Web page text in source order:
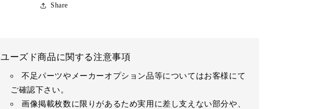
Share
ユーズド商品に関する注意事項
不足パーツやメーカーオプション品等についてはお客様にて
ご確認下さい。
画像掲載枚数に限りがあるため実用に差し支えない部分や、